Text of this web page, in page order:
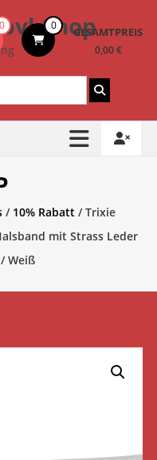
Shop
0 0 GESAMTPREIS
0,00 €
/ 10% Rabatt / Trixie
mit Strass Leder
Weiß